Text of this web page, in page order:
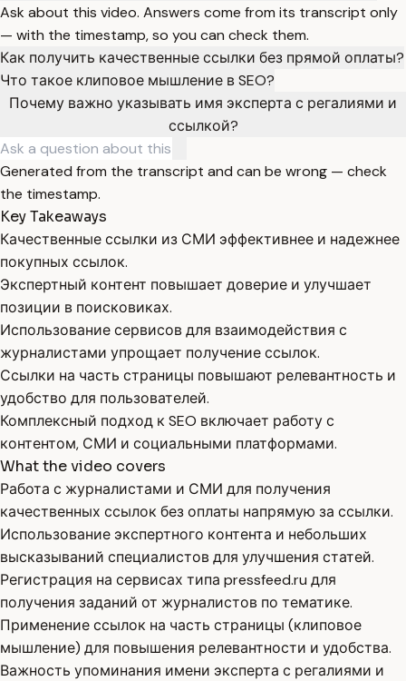
Ask about this video. Answers come from its transcript only
— with the timestamp, so you can check them.
Как получить качественные ссылки без прямой оплаты?
Что такое клиповое мышление в SEO?
Почему важно указывать имя эксперта с регалиями и
ссылкой?
Generated from the transcript and can be wrong — check
the timestamp.
Key Takeaways
Качественные ссылки из СМИ эффективнее и надежнее
покупных ссылок.
Экспертный контент повышает доверие и улучшает
позиции в поисковиках.
Использование сервисов для взаимодействия с
журналистами упрощает получение ссылок.
Ссылки на часть страницы повышают релевантность и
удобство для пользователей.
Комплексный подход к SEO включает работу с
контентом, СМИ и социальными платформами.
What the video covers
Работа с журналистами и СМИ для получения
качественных ссылок без оплаты напрямую за ссылки.
Использование экспертного контента и небольших
высказываний специалистов для улучшения статей.
Регистрация на сервисах типа pressfeed.ru для
получения заданий от журналистов по тематике.
Применение ссылок на часть страницы (клиповое
мышление) для повышения релевантности и удобства.
Важность упоминания имени эксперта с регалиями и